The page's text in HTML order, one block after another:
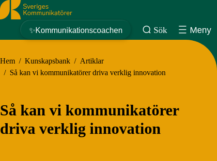
Sveriges Kommunikatörer
✨Kommunikationscoachen Sök Meny
Hem / Kunskapsbank / Artiklar
/ Så kan vi kommunikatörer driva verklig innovation
Så kan vi kommunikatörer
driva verklig innovation